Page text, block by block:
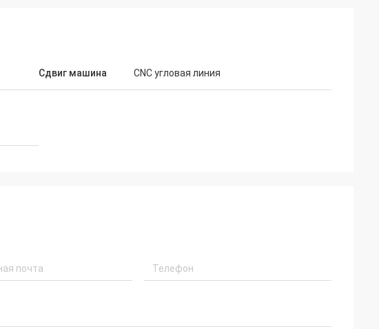
Сдвиг машина CNC угловая линия